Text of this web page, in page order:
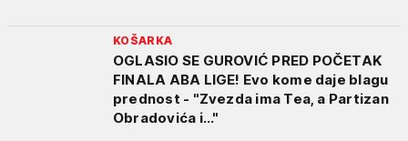
KOŠARKA
OGLASIO SE GUROVIĆ PRED POČETAK
FINALA ABA LIGE! Evo kome daje blagu
prednost - "Zvezda ima Tea, a Partizan
Obradovića i..."